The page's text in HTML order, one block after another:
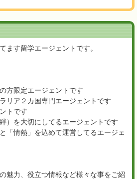
ます留学エージェントです。
方限定エージェントです
リア２カ国専門エージェントです
トです
）を大切にしてるエージェントです
「情熱」を込めて運営してるエージェ
魅力、役立つ情報など様々な事をご紹